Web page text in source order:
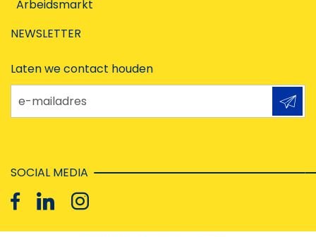
Arbeidsmarkt
NEWSLETTER
Laten we contact houden
e-mailadres
SOCIAL MEDIA